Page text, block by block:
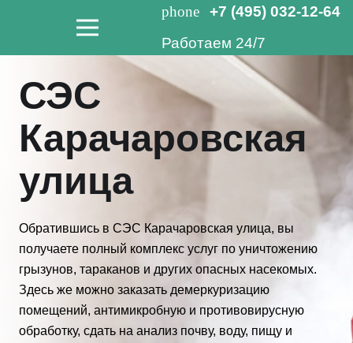
phone
+7 (495) 032-12-64
Работаем 24/7
СЭС
Карачаровская
улица
Обратившись в СЭС Карачаровская улица, вы
получаете полный комплекс услуг по уничтожению
грызунов, тараканов и других опасных насекомых.
Здесь же можно заказать демеркуризацию
помещений, антимикробную и противовирусную
обработку, сдать на анализ почву, воду, пищу и